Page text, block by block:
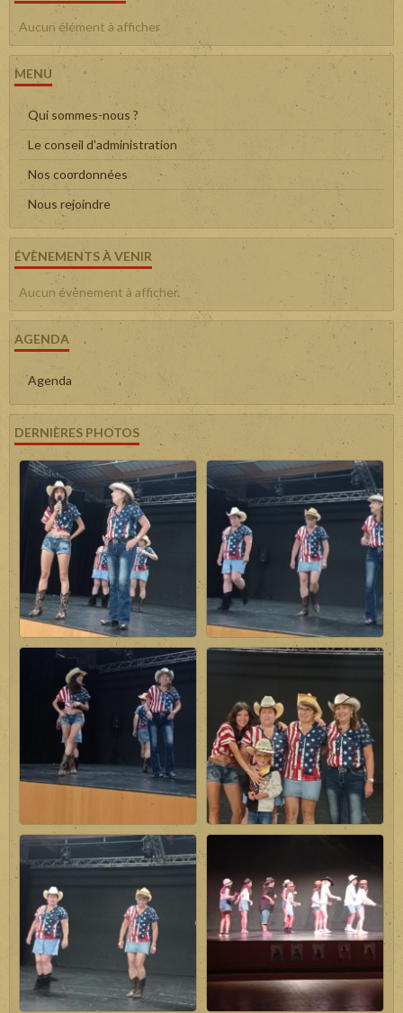
Aucun élément à afficher
MENU
Qui sommes-nous ?
Le conseil d'administration
Nos coordonnées
Nous rejoindre
ÉVÈNEMENTS À VENIR
Aucun évènement à afficher.
AGENDA
Agenda
DERNIÈRES PHOTOS